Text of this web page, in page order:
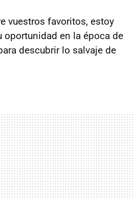
vuestros favoritos, estoy
oportunidad en la época de
descubrir lo salvaje de